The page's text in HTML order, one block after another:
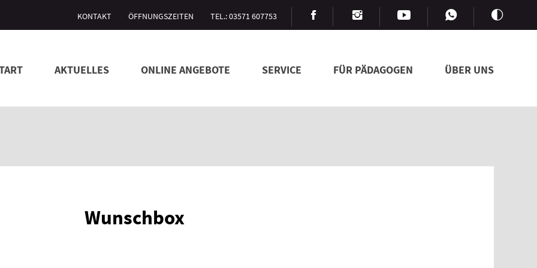
KONTAKT ÖFFNUNGSZEITEN TEL.: 03571 607753
AKTUELLES ONLINE ANGEBOTE SERVICE FÜR PÄDAGOGEN ÜBER UNS
Wunschbox